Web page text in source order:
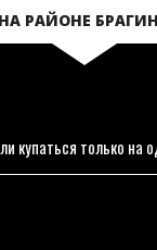
НА РАЙОНЕ
купаться только на